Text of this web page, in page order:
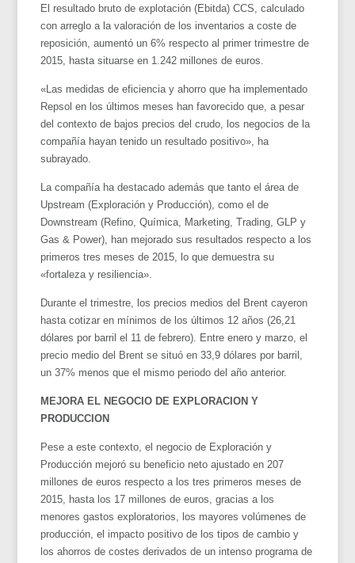
El resultado bruto de explotación (Ebitda) CCS, calculado
con arreglo a la valoración de los inventarios a coste de
reposición, aumentó un 6% respecto al primer trimestre de
2015, hasta situarse en 1.242 millones de euros.
«Las medidas de eficiencia y ahorro que ha implementado
Repsol en los últimos meses han favorecido que, a pesar
del contexto de bajos precios del crudo, los negocios de la
compañía hayan tenido un resultado positivo», ha
subrayado.
La compañía ha destacado además que tanto el área de
Upstream (Exploración y Producción), como el de
Downstream (Refino, Química, Marketing, Trading, GLP y
Gas & Power), han mejorado sus resultados respecto a los
primeros tres meses de 2015, lo que demuestra su
«fortaleza y resiliencia».
Durante el trimestre, los precios medios del Brent cayeron
hasta cotizar en mínimos de los últimos 12 años (26,21
dólares por barril el 11 de febrero). Entre enero y marzo, el
precio medio del Brent se situó en 33,9 dólares por barril,
un 37% menos que el mismo periodo del año anterior.
MEJORA EL NEGOCIO DE EXPLORACION Y
PRODUCCION
Pese a este contexto, el negocio de Exploración y
Producción mejoró su beneficio neto ajustado en 207
millones de euros respecto a los tres primeros meses de
2015, hasta los 17 millones de euros, gracias a los
menores gastos exploratorios, los mayores volúmenes de
producción, el impacto positivo de los tipos de cambio y
los ahorros de costes derivados de un intenso programa de